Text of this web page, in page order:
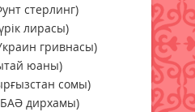
стерлинг)
лирасы)
гривнасы)
юаны)
сомы)
дирхамы)